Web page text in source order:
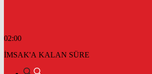
02:00
İMSAK'A KALAN SÜRE